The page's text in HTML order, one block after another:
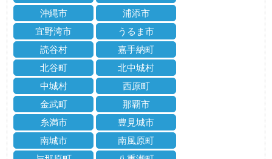
沖縄市
浦添市
宜野湾市
うるま市
読谷村
嘉手納町
北谷町
北中城村
中城村
西原町
金武町
那覇市
糸満市
豊見城市
南城市
南風原町